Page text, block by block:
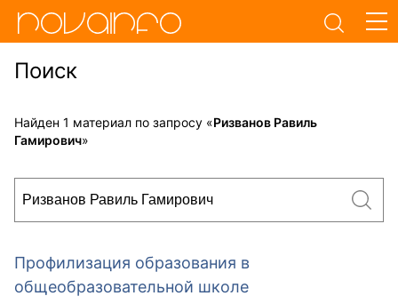
Поиск
Найден 1 материал по запросу «Ризванов Равиль
Гамирович»
Профилизация образования в
общеобразовательной школе